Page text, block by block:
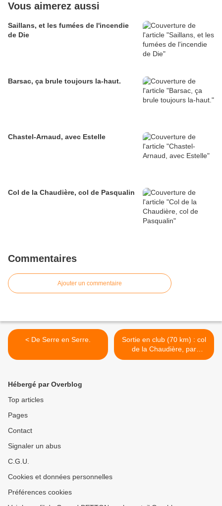
Vous aimerez aussi
Saillans, et les fumées de l'incendie
de Die
Barsac, ça brule toujours la-haut.
Chastel-Arnaud, avec Estelle
Col de la Chaudière, col de Pasqualin
Commentaires
Ajouter un commentaire
< De Serre en Serre.
Sortie en club (70 km) : col
de la Chaudière, par
Saillans >
Hébergé par Overblog
Top articles
Pages
Contact
Signaler un abus
C.G.U.
Cookies et données personnelles
Préférences cookies